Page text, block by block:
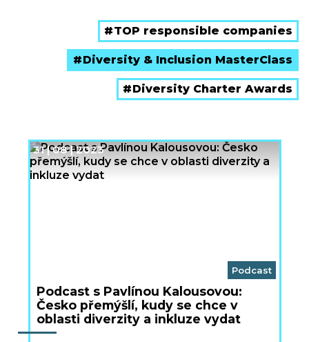
TOP responsible companies
Diversity & Inclusion MasterClass
Diversity Charter Awards
Podcast
Podcast s Pavlínou Kalousovou:
Česko přemýšlí, kudy se chce v
oblasti diverzity a inkluze vydat
31 | 08 | 2023